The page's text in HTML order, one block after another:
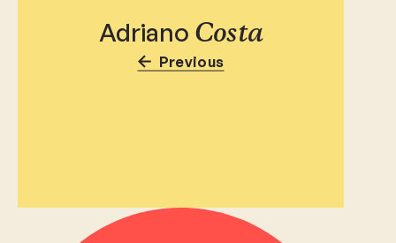
Adriano Costa
Previous